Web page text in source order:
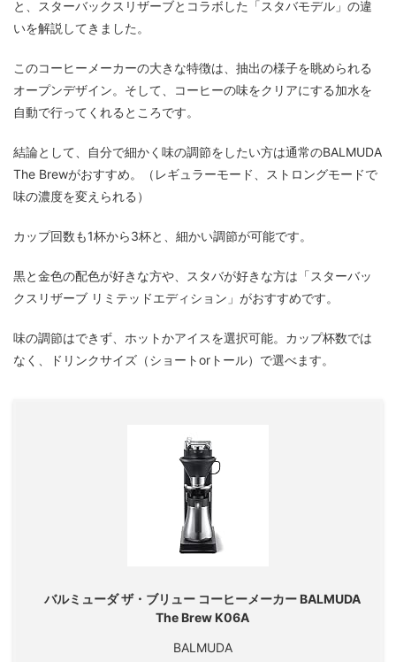
と、スターバックスリザーブとコラボした「スタバモデル」の違
いを解説してきました。
このコーヒーメーカーの大きな特徴は、抽出の様子を眺められる
オープンデザイン。そして、コーヒーの味をクリアにする加水を
自動で行ってくれるところです。
結論として、自分で細かく味の調節をしたい方は通常のBALMUDA
The Brewがおすすめ。（レギュラーモード、ストロングモードで
味の濃度を変えられる）
カップ回数も1杯から3杯と、細かい調節が可能です。
黒と金色の配色が好きな方や、スタバが好きな方は「スターバッ
クスリザーブ リミテッドエディション」がおすすめです。
味の調節はできず、ホットかアイスを選択可能。カップ杯数では
なく、ドリンクサイズ（ショートorトール）で選べます。
バルミューダ ザ・ブリュー コーヒーメーカー BALMUDA
The Brew K06A
BALMUDA